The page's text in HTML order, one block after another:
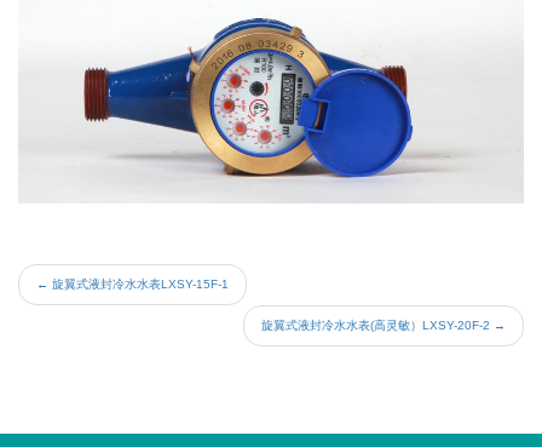
← 旋翼式液封冷水水表LXSY-15F-1
旋翼式液封冷水水表(高灵敏）LXSY-20F-2 →